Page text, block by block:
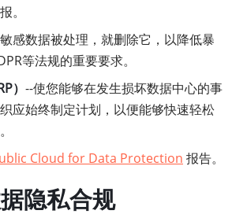
。
数据被处理，就删除它，以降低暴
等法规的重要要求。
） --使您能够在发生损坏数据中心的事
应始终制定计划，以便能够快速轻松
Cloud for Data Protection 报告。
隐私合规